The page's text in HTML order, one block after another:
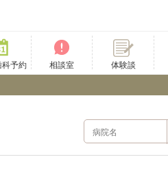
科予約 相談室 体験談